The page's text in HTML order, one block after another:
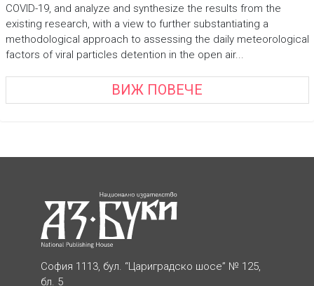
COVID-19, and analyze and synthesize the results from the
existing research, with a view to further substantiating a
methodological approach to assessing the daily meteorological
factors of viral particles detention in the open air...
ВИЖ ПОВЕЧЕ
София 1113, бул. “Цариградско шосе” № 125,
бл. 5